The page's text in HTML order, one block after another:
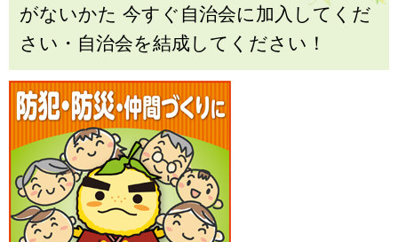
がないかた 今すぐ自治会に加入してくだ
さい・自治会を結成してください！